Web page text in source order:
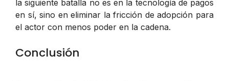
la siguiente batalla no es en la tecnología de pagos
en sí, sino en eliminar la fricción de adopción para
el actor con menos poder en la cadena.
Conclusión